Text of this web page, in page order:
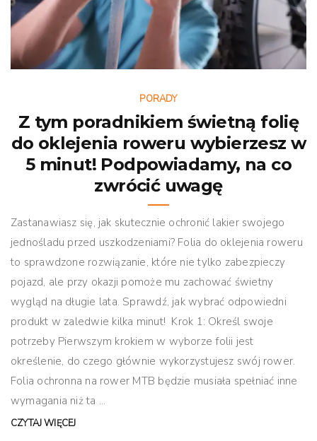
PORADY
Z tym poradnikiem świetną folię
do oklejenia roweru wybierzesz w
5 minut! Podpowiadamy, na co
zwrócić uwagę
Zastanawiasz się, jak skutecznie ochronić lakier swojego
jednośladu przed uszkodzeniami? Folia do oklejenia roweru
to sprawdzone rozwiązanie, które nie tylko zabezpieczy
pojazd, ale przy okazji pomoże mu zachować świetny
wygląd na długie lata. Sprawdź, jak wybrać odpowiedni
produkt w zaledwie kilka minut! Krok 1: Określ swoje
potrzeby Pierwszym krokiem w wyborze folii jest
określenie, do czego głównie wykorzystujesz swój rower.
Folia ochronna na rower MTB będzie musiała spełniać inne
wymagania niż ta ...
CZYTAJ WIĘCEJ